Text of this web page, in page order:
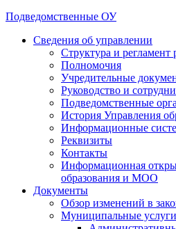
Подведомственные ОУ
Сведения об управлении
Структура и регламент
Полномочия
Учредительные
Руководство и
Подведомственные
История Управления
Информационные
Реквизиты
Контакты
Информационная
образования и МОО
Документы
Обзор изменений в
Муниципальные услуги